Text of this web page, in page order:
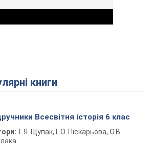
Play Video
книги
Всесвітня історія 6 клас
І. Я. Щупак, І. О. Піскарьова, О.В.